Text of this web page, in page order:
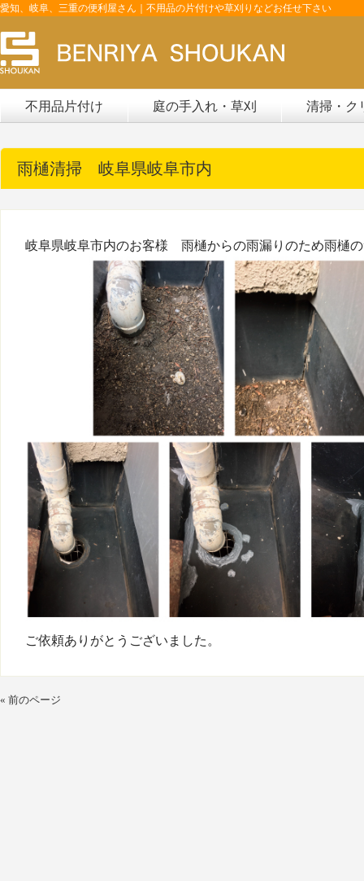
愛知、岐阜、三重の便利屋さん｜不用品の片付けや草刈りなどお任せ下さい
不用品片付け 庭の手入れ・草刈 清掃・ク
雨樋清掃 岐阜県岐阜市内
ご依頼ありがとうございました。
« 前のページ